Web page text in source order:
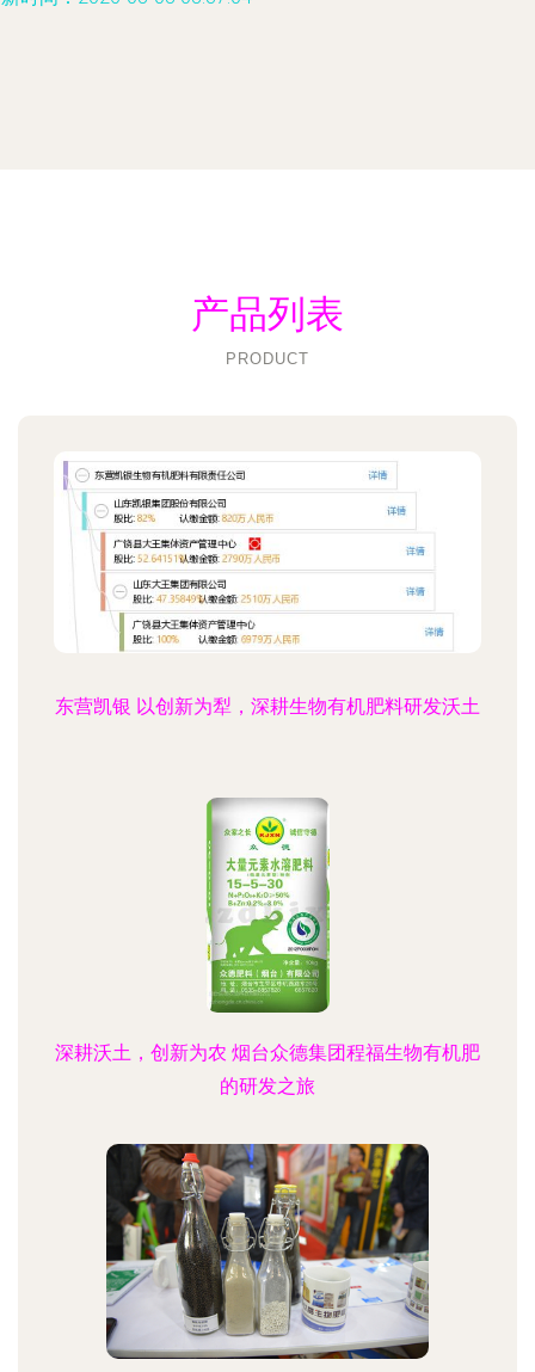
产品列表
PRODUCT
东营凯银 以创新为犁，深耕生物有机肥料研发沃土
深耕沃土，创新为农 烟台众德集团程福生物有机肥
的研发之旅